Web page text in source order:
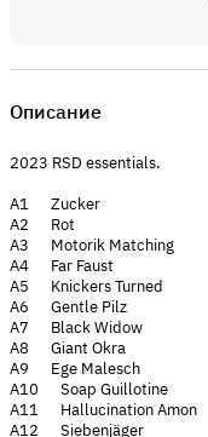
Описание
2023 RSD essentials.
A1 Zucker
A2 Rot
A3 Motorik Matching
A4 Far Faust
A5 Knickers Turned
A6 Gentle Pilz
A7 Black Widow
A8 Giant Okra
A9 Ege Malesch
A10 Soap Guillotine
A11 Hallucination Amon
A12 Siebenjäger